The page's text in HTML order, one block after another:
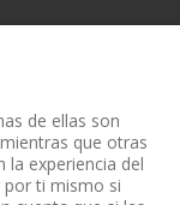
de ellas son
que otras
experiencia del
por ti mismo si